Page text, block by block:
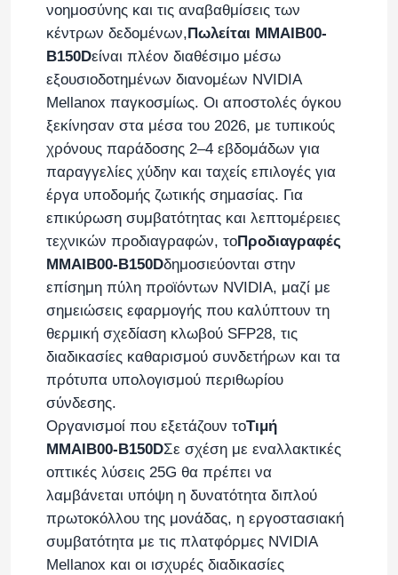
νοημοσύνης και τις αναβαθμίσεις των
κέντρων δεδομένων,Πωλείται MMAIB00-
B150Dείναι πλέον διαθέσιμο μέσω
εξουσιοδοτημένων διανομέων NVIDIA
Mellanox παγκοσμίως. Οι αποστολές όγκου
ξεκίνησαν στα μέσα του 2026, με τυπικούς
χρόνους παράδοσης 2–4 εβδομάδων για
παραγγελίες χύδην και ταχείς επιλογές για
έργα υποδομής ζωτικής σημασίας. Για
επικύρωση συμβατότητας και λεπτομέρειες
τεχνικών προδιαγραφών, τοΠροδιαγραφές
MMAIB00-B150Dδημοσιεύονται στην
επίσημη πύλη προϊόντων NVIDIA, μαζί με
σημειώσεις εφαρμογής που καλύπτουν τη
θερμική σχεδίαση κλωβού SFP28, τις
διαδικασίες καθαρισμού συνδετήρων και τα
πρότυπα υπολογισμού περιθωρίου
σύνδεσης.
Οργανισμοί που εξετάζουν τοΤιμή
MMAIB00-B150DΣε σχέση με εναλλακτικές
οπτικές λύσεις 25G θα πρέπει να
λαμβάνεται υπόψη η δυνατότητα διπλού
πρωτοκόλλου της μονάδας, η εργοστασιακή
συμβατότητα με τις πλατφόρμες NVIDIA
Mellanox και οι ισχυρές διαδικασίες